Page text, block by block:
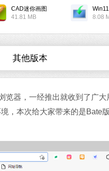
CAD迷你画图
41.81 MB
8.08
其他版本
，一经推出就收到了广大
，本次给大家带来的是Bate